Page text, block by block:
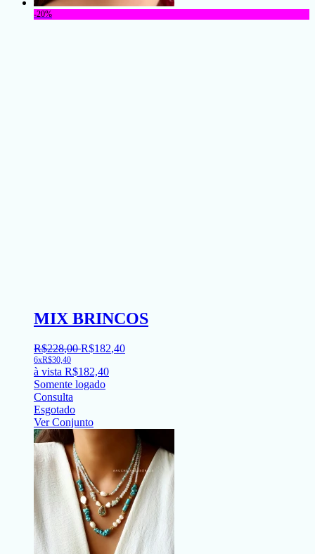
-20%
MIX BRINCOS
R$228,00 R$182,40
6xR$30,40
à vista R$182,40
Somente logado
Consulta
Esgotado
Ver Conjunto